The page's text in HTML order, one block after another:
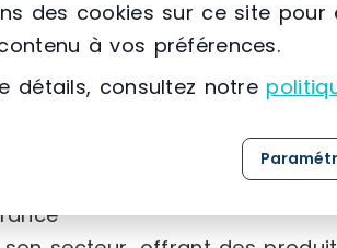
des cookies sur ce site pour
à vos préférences.
détails, consultez notre